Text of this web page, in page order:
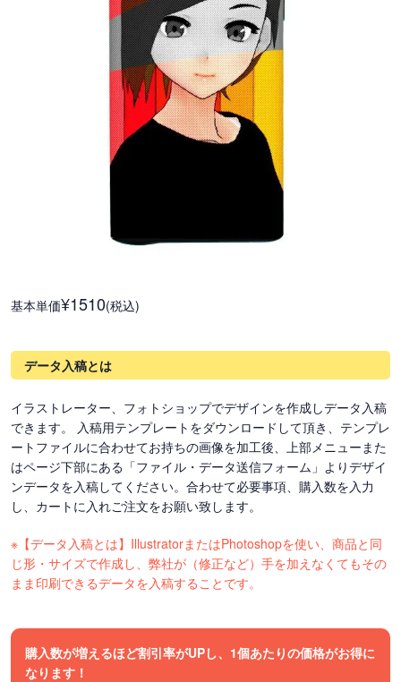
基本単価¥1510(税込)
データ入稿とは
イラストレーター、フォトショップでデザインを作成しデータ入稿
できます。 入稿用テンプレートをダウンロードして頂き、テンプレ
ートファイルに合わせてお持ちの画像を加工後、上部メニューまた
はページ下部にある「ファイル・データ送信フォーム」よりデザイ
ンデータを入稿してください。合わせて必要事項、購入数を入力
し、カートに入れご注文をお願い致します。
※【データ入稿とは】IllustratorまたはPhotoshopを使い、商品と同
じ形・サイズで作成し、弊社が（修正など）手を加えなくてもその
まま印刷できるデータを入稿することです。
購入数が増えるほど割引率がUPし、1個あたりの価格がお得に
なります！